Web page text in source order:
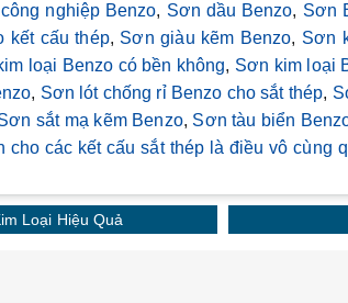
nghiệp Benzo, Sơn dầu Benzo, Sơn
kết cấu thép, Sơn giàu kẽm Benzo, Sơn
loại Benzo có bền không, Sơn kim loại
, Sơn lót chống rỉ Benzo cho sắt thép,
sắt mạ kẽm Benzo, Sơn tàu biển
các kết cấu sắt thép là điều vô cùng
Loại Hiệu Quả